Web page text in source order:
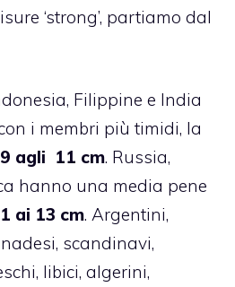
‘strong’, partiamo dal
Filippine e India
i membri più timidi, la
9 agli 11 cm. Russia,
hanno una media pene
ai 13 cm. Argentini,
scandinavi,
libici, algerini,